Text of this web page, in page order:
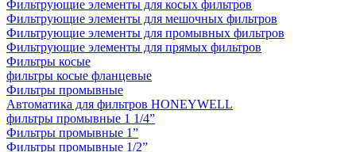
Фильтрующие элементы для косых фильтров
Фильтрующие элементы для мешочных фильтров
Фильтрующие элементы для промывных фильтров
Фильтрующие элементы для прямых фильтров
Фильтры косые
фильтры косые фланцевые
Фильтры промывные
Автоматика для фильтров HONEYWELL
фильтры промывные 1 1/4”
Фильтры промывные 1”
Фильтры промывные 1/2”